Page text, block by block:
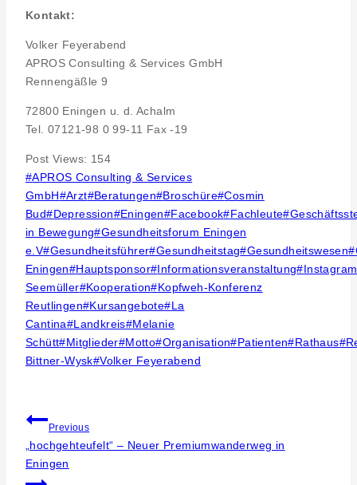
Kontakt:
Volker Feyerabend
APROS Consulting & Services GmbH
Rennengäßle 9
72800 Eningen u. d. Achalm
Tel. 07121-98 0 99-11 Fax -19
Post Views: 154
Post
Tags:
#APROS Consulting & Services
GmbH#Arzt#Beratungen#Broschüre#Cosmin
Bud#Depression#Eningen#Facebook#Fachleute#
in Bewegung#Gesundheitsforum Eningen
e.V#Gesundheitsführer#Gesundheitstag#Gesundheitswesen#
Eningen#Hauptsponsor#Informationsveranstaltung#Instagram
Seemüller#Kooperation#Kopfweh-Konferenz
Reutlingen#Kursangebote#La
Cantina#Landkreis#Melanie
Schütt#Mitglieder#Motto#Organisation#Patienten#Rathaus#
Bittner-Wysk#Volker Feyerabend
Beitragsnavigation
Previous
„hochgehteufelt“ – Neuer Premiumwanderweg in
Eningen